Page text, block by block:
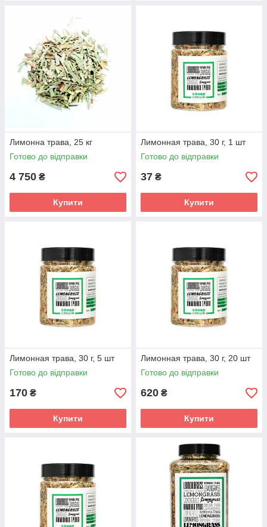
Лимонна трава, 25 кг
Готово до відправки
4 750 ₴
Купити
Лимонная трава, 30 г, 1 шт
Готово до відправки
37 ₴
Купити
Лимонная трава, 30 г, 5 шт
Готово до відправки
170 ₴
Купити
Лимонная трава, 30 г, 20 шт
Готово до відправки
620 ₴
Купити